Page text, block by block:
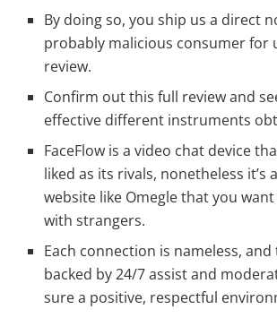
By doing so, you ship us a direct
probably malicious consumer for
review.
Confirm out this full review and
effective different instruments
FaceFlow is a video chat device
liked as its rivals, nonetheless it’s
website like Omegle that you
with strangers.
Each connection is nameless,
backed by 24/7 assist and
sure a positive, respectful